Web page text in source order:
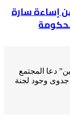
إساءة سارة
دعا المجتمع
جدوى وجود لجنة